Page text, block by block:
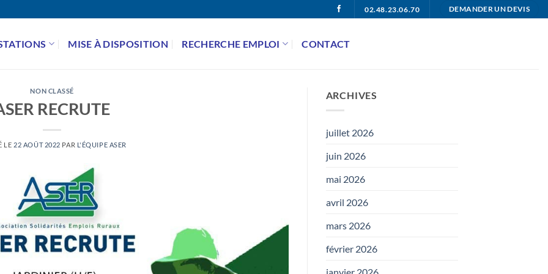
02.48.23.06.70 DEMANDER UN DEVIS
MISE À DISPOSITION RECHERCHE EMPLOI CONTACT
NON CLASSÉ
RECRUTE
LE 22 AOÛT 2022 PAR L'ÉQUIPE ASER
ARCHIVES
juillet 2026
juin 2026
mai 2026
avril 2026
mars 2026
février 2026
janvier 2026